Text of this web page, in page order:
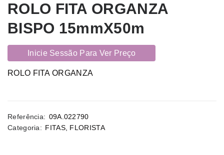
ROLO FITA ORGANZA
BISPO 15mmX50m
Inicie Sessão Para Ver Preço
ROLO FITA ORGANZA
Referência: 09A.022790
Categoria: FITAS, FLORISTA